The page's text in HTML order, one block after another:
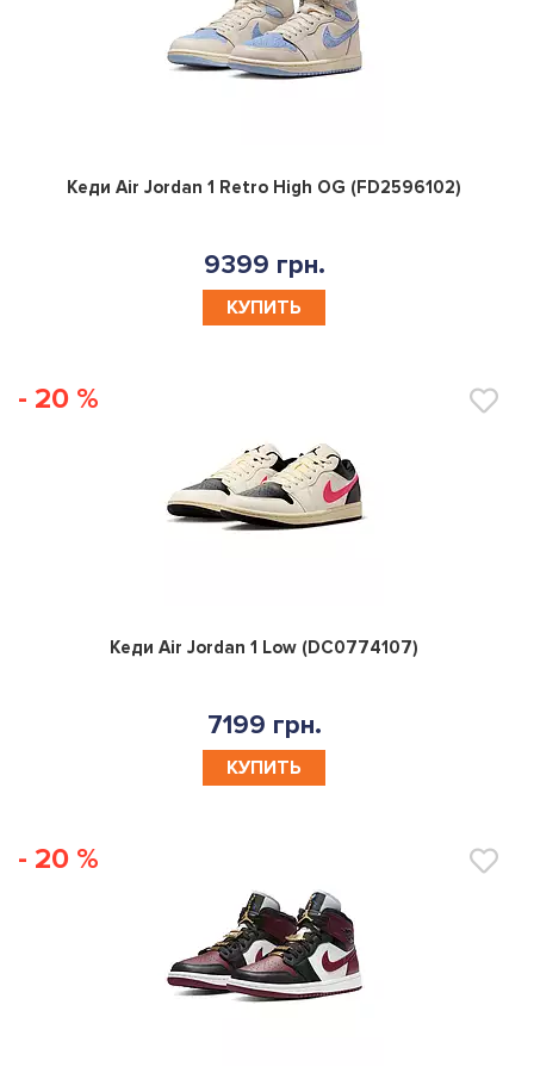
0
Кеди Air Jordan 1 Retro High OG (FD2596102)
9399 грн.
КУПИТЬ
- 20 %
0
Кеди Air Jordan 1 Low (DC0774107)
7199 грн.
КУПИТЬ
- 20 %